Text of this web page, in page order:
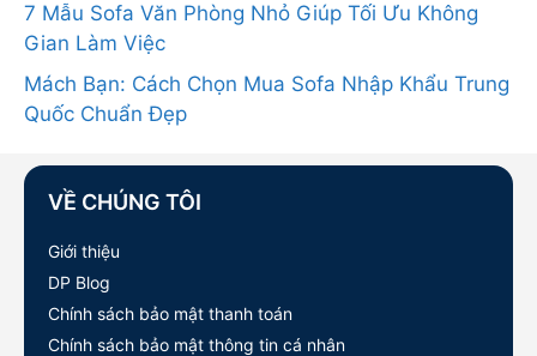
7 Mẫu Sofa Văn Phòng Nhỏ Giúp Tối Ưu Không
Gian Làm Việc
Mách Bạn: Cách Chọn Mua Sofa Nhập Khẩu Trung
Quốc Chuẩn Đẹp
VỀ CHÚNG TÔI
Giới thiệu
DP Blog
Chính sách bảo mật thanh toán
Chính sách bảo mật thông tin cá nhân